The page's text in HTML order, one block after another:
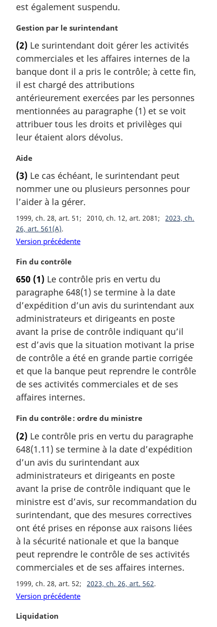
e
:
est également suspendu.
N
t
e
m
a
g
i
n
a
e
Gestion par le surintendant
(2) Le surintendant doit gérer les activités
commerciales et les affaires internes de la
banque dont il a pris le contrôle; à cette fin,
il est chargé des attributions
antérieurement exercées par les personnes
mentionnées au paragraphe (1) et se voit
attribuer tous les droits et privilèges qui
leur étaient alors dévolus.
N
t
e
m
r
g
i
a
l
e
:
Aide
(3) Le cas échéant, le surintendant peut
nommer une ou plusieurs personnes pour
l’aider à la gérer.
1999, ch. 28, art. 51 2010, ch. 12, art. 2081
2023, ch.
26, art. 561(A)
Version précédente
N
t
e
m
a
g
i
n
a
e
:
Fin du contrôle
650 (1) Le contrôle pris en vertu du
paragraphe 648(1) se termine à la date
d’expédition d’un avis du surintendant aux
administrateurs et dirigeants en poste
avant la prise de contrôle indiquant qu’il
est d’avis que la situation motivant la prise
de contrôle a été en grande partie corrigée
et que la banque peut reprendre le contrôle
de ses activités commerciales et de ses
affaires internes.
N
t
e
m
a
g
i
n
a
l
e
:
Fin du contrôle : ordre du ministre
(2) Le contrôle pris en vertu du paragraphe
648(1.11) se termine à la date d’expédition
d’un avis du surintendant aux
administrateurs et dirigeants en poste
avant la prise de contrôle indiquant que le
ministre est d’avis, sur recommandation du
surintendant, que des mesures correctives
ont été prises en réponse aux raisons liées
à la sécurité nationale et que la banque
peut reprendre le contrôle de ses activités
commerciales et de ses affaires internes.
1999, ch. 28, art. 52 2023, ch. 26, art. 562
Version précédente
N
Liquidation